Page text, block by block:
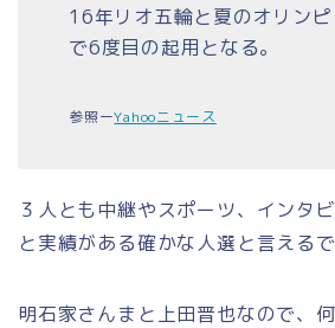
16年リオ五輪と夏のオリン
で6度目の起用となる。
参照ーYahooニュース
３人とも中継やスポーツ、インタ
と実績がある確かな人選と言えるで
明石家さんまと上田晋也なので、